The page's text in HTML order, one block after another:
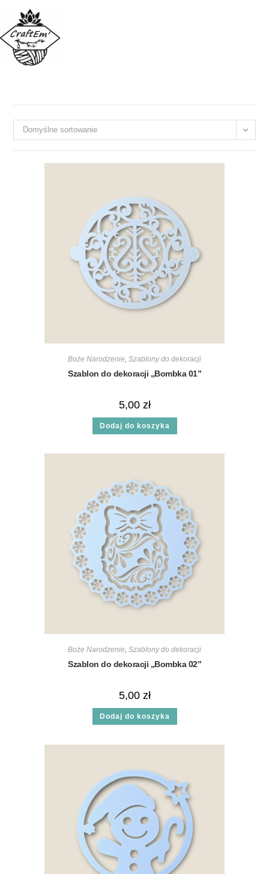
Domyślne sortowanie
Boże Narodzenie, Szablony do dekoracji
Szablon do dekoracji „Bombka 01”
5,00 zł
Dodaj do koszyka
Boże Narodzenie, Szablony do dekoracji
Szablon do dekoracji „Bombka 02”
5,00 zł
Dodaj do koszyka